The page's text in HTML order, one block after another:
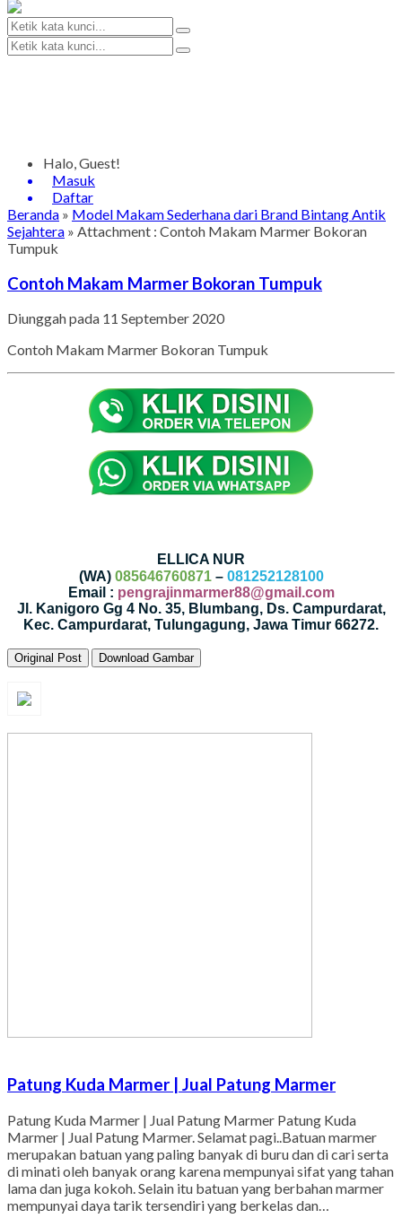
Halo, Guest!
Masuk
Daftar
Beranda » Model Makam Sederhana dari Brand Bintang Antik
Sejahtera » Attachment : Contoh Makam Marmer Bokoran
Tumpuk
Contoh Makam Marmer Bokoran Tumpuk
Diunggah pada 11 September 2020
Contoh Makam Marmer Bokoran Tumpuk
ELLICA NUR
(WA) 085646760871– 081252128100
Email : pengrajinmarmer88@gmail.com
Jl. Kanigoro Gg 4 No. 35, Blumbang, Ds. Campurdarat,
Kec. Campurdarat, Tulungagung, Jawa Timur 66272.
Original Post Download Gambar
Patung Kuda Marmer | Jual Patung Marmer
Patung Kuda Marmer | Jual Patung Marmer Patung Kuda
Marmer | Jual Patung Marmer. Selamat pagi..Batuan marmer
merupakan batuan yang paling banyak di buru dan di cari serta
di minati oleh banyak orang karena mempunyai sifat yang tahan
lama dan juga kokoh. Selain itu batuan yang berbahan marmer
mempunyai daya tarik tersendiri yang berkelas dan…